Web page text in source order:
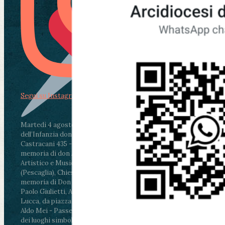
Martedì 4 agosto2026
ore 11:30 - Lucca, Scuola
dell’Infanzia don Aldo Mei - Viale Castruccio
Castracani 435 - Inaugurazione murales in
memoria di don Aldo Mei curato dal Liceo
Artistico e Musicale “Passaglia”
ore 18 - Fiano
(Pescaglia), Chiesa parrocchiale - Messa in
memoria di Don Aldo Mei celebrata da mons.
Paolo Giulietti, Arcivescovo di Lucca
ore 20.30 -
Lucca, da piazza San Michele al Cippo di don
Aldo Mei - Passeggiata della Memoria in alcuni
dei luoghi simbolo della città. Ritrovo alle ore
Segui su Instagram